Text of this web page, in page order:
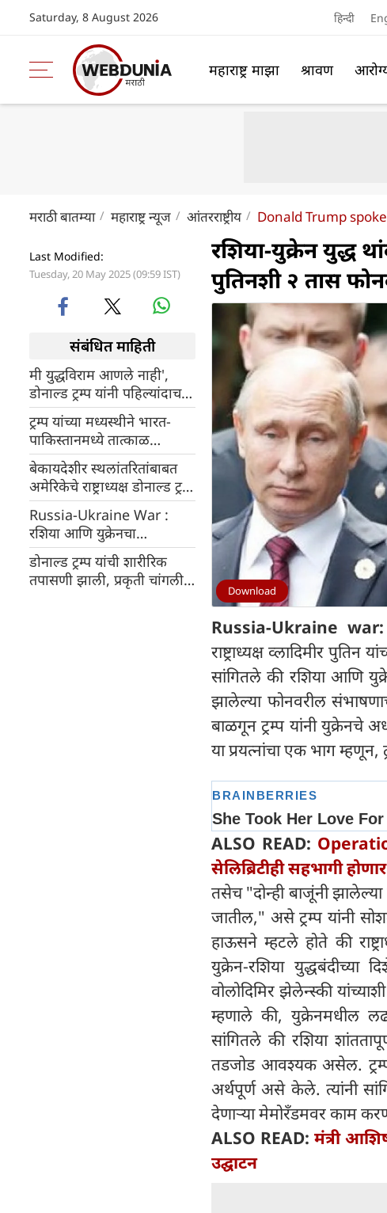
Saturday, 8 August 2026 हिन्दी
महाराष्ट्र माझा श्रावण
मराठी बातम्या महाराष्ट्र न्यूज आंतरराष्ट्रीय Donald Trump
Last Modified:
Tuesday, 20 May 2025 (09:59 IST)
संबंधित माहिती
मी युद्धविराम आणले नाही',
डोनाल्ड ट्रम्प यांनी पहिल्यांदाच
कबूल केले, म्हणाले
ट्रम्प यांच्या मध्यस्थीने भारत-
पाकिस्तानमध्ये तात्काळ
युद्धविराम
बेकायदेशीर स्थलांतरितांबाबत
अमेरिकेचे राष्ट्राध्यक्ष डोनाल्ड ट्रम्प
यांची मोठी घोषणा
Russia-Ukraine War :
रशिया आणि युक्रेनचा
एकमेकांवर युद्धबंदीचे उल्लंघन
केल्याचा आरोप
डोनाल्ड ट्रम्प यांची शारीरिक
तपासणी झाली, प्रकृती चांगली
रशिया-युक्रेन युद्ध
पुतिनशी २ तास
Download
Russia-Ukraine war:
राष्ट्राध्यक्ष व्लादिमीर
सांगितले की रशिया आणि
झालेल्या फोनवरील
बाळगून ट्रम्प यांनी युक्रेनचे
या प्रयत्नांचा एक भाग म्हणून,
ALSO READ:
सेलिब्रिटीही सहभागी होणार
तसेच "दोन्ही बाजूंनी
जातील," असे ट्रम्प यांनी
हाऊसने म्हटले होते की
युक्रेन-रशिया
वोलोदिमिर झेलेन्स्की
म्हणाले की, युक्रेनमधील
सांगितले की रशिया
तडजोड आवश्यक असेल. ट्रम्प
अर्थपूर्ण असे केले. त्यांनी
देणाऱ्या मेमोरँडमवर काम
ALSO READ:मंत्री
उद्घाटन